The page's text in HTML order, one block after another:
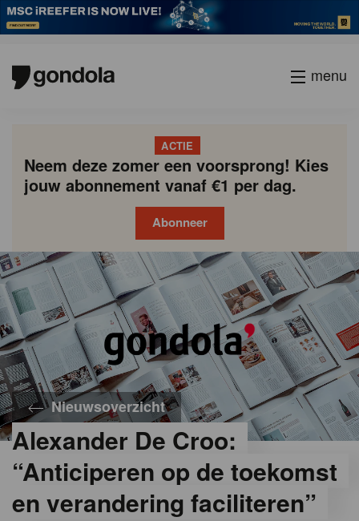
menu
ACTIE
Neem deze zomer een voorsprong! Kies
jouw abonnement vanaf €1 per dag.
Abonneer
Nieuwsoverzicht
Alexander De Croo:
“Anticiperen op de toekomst
en verandering faciliteren”
Gondola
academy
Gondola
society